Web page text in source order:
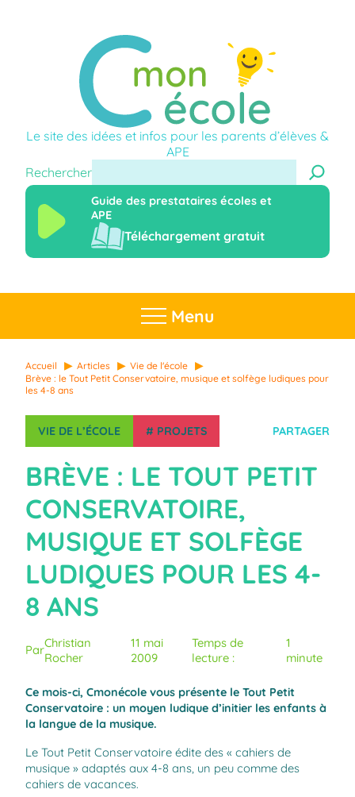
Le site des idées et infos pour les parents d’élèves &
APE
Rechercher
Guide des prestataires écoles et
APE
Téléchargement gratuit
Menu
Accueil Articles
Vie de l'école
Brève : le Tout Petit Conservatoire, musique et solfège ludiques pour
les 4-8 ans
VIE DE L’ÉCOLE # PROJETS PARTAGER
BRÈVE : LE TOUT PETIT
CONSERVATOIRE,
MUSIQUE ET SOLFÈGE
LUDIQUES POUR LES 4-
8 ANS
ParChristian
Rocher
11 mai
2009
Temps de
lecture :
1
minute
Ce mois-ci, Cmonécole vous présente le Tout Petit
Conservatoire : un moyen ludique d’initier les enfants à
la langue de la musique.
Le Tout Petit Conservatoire édite des « cahiers de
musique » adaptés aux 4-8 ans, un peu comme des
cahiers de vacances.